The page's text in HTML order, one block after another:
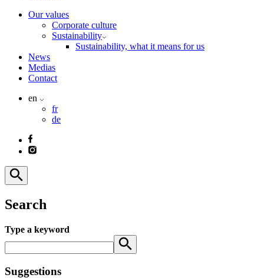
Our values
Corporate culture
Sustainability
Sustainability, what it means for us
News
Medias
Contact
en
fr
de
Search
Type a keyword
Suggestions